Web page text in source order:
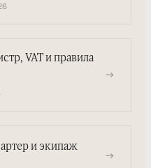
VAT и правила
→
и экипаж
→